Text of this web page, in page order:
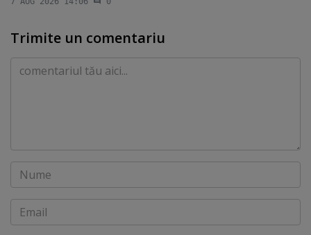
Trimite un comentariu
Comentariu
Nume
Email